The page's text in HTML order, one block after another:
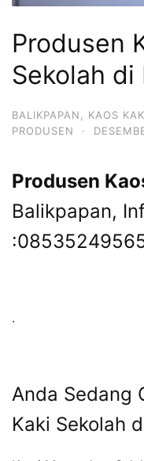
Produsen
Sekolah di
BALIKPAPAN KAOS
PRODUSEN
·
Produsen
Balikpapan,
.
Anda Sedang
Kaki Sekolah